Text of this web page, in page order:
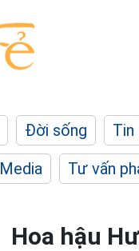
Đời sống
Media Tư vấn
Hoa hậu